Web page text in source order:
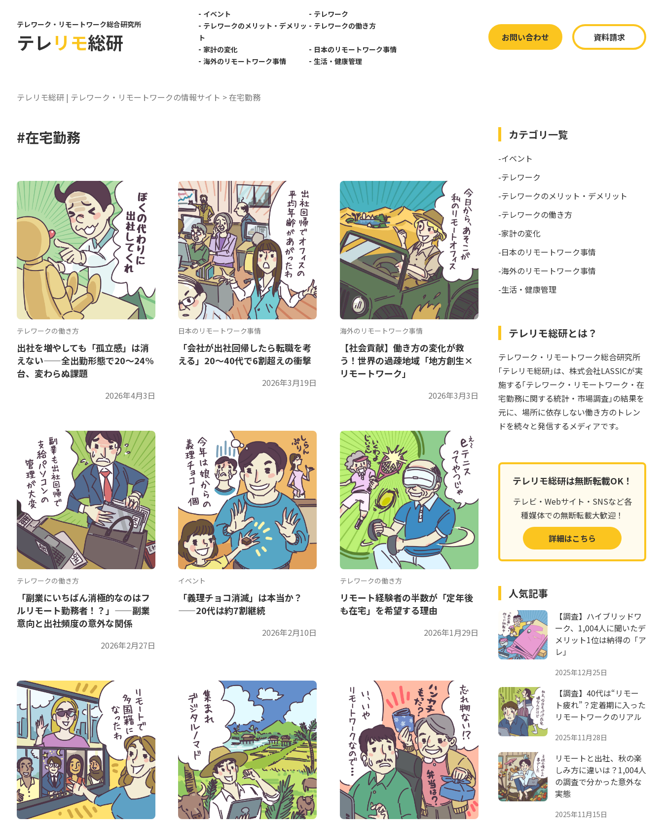
テレワーク・リモートワーク総合研究所
テレリモ総研
- イベント - テレワーク
- テレワークのメリット・デメリッ
ト
- テレワークの働き方
- 家計の変化 - 日本のリモートワーク事情
- 海外のリモートワーク事情 - 生活・健康管理
お問い合わせ 資料請求
テレリモ総研 | テレワーク・リモートワークの情報サイト >在宅勤務
#在宅勤務
テレワークの働き方
出社を増やしても「孤立感」は消
えない——全出勤形態で20〜24%
台、変わらぬ課題
2026年4月3日
日本のリモートワーク事情
「会社が出社回帰したら転職を考
える」20〜40代で6割超えの衝撃
2026年3月19日
海外のリモートワーク事情
【社会貢献】働き方の変化が救
う！世界の過疎地域「地方創生×
リモートワーク」
2026年3月3日
テレワークの働き方
「副業にいちばん消極的なのはフ
ルリモート勤務者！？」——副業
意向と出社頻度の意外な関係
2026年2月27日
イベント
「義理チョコ消滅」は本当か？
——20代は約7割継続
2026年2月10日
テレワークの働き方
リモート経験者の半数が「定年後
も在宅」を希望する理由
2026年1月29日
カテゴリ一覧
-イベント
-テレワーク
-テレワークのメリット・デメリット
-テレワークの働き方
-家計の変化
-日本のリモートワーク事情
-海外のリモートワーク事情
-生活・健康管理
テレリモ総研とは？
テレワーク・リモートワーク総合研究所
｢テレリモ総研｣は、株式会社LASSICが実
施する｢テレワーク・リモートワーク・在
宅勤務に関する統計・市場調査｣の結果を
元に、場所に依存しない働き方のトレン
ドを続々と発信するメディアです。
テレリモ総研は無断転載OK！
テレビ・Webサイト・SNSなど各
種媒体での無断転載大歓迎！
詳細はこちら
人気記事
【調査】ハイブリッドワ
ーク、1,004人に聞いたデ
メリット1位は納得の「ア
レ」
2025年12月25日
【調査】40代は“リモー
ト疲れ”？定着期に入った
リモートワークのリアル
2025年11月28日
リモートと出社、秋の楽
しみ方に違いは？1,004人
の調査で分かった意外な
実態
2025年11月15日